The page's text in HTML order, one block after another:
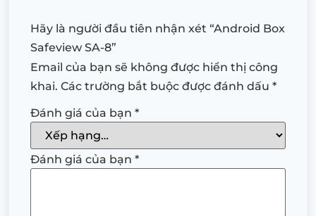
Hãy là người đầu tiên nhận xét “Android Box
Safeview SA-8”
Email của bạn sẽ không được hiển thị công
khai. Các trường bắt buộc được đánh dấu *
Đánh giá của bạn *
Đánh giá của bạn *